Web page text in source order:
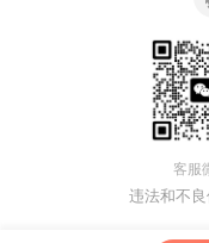
客服
违法和不